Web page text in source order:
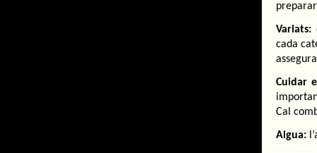
Variats:
cada
Cuidar
Cal
Aigua: